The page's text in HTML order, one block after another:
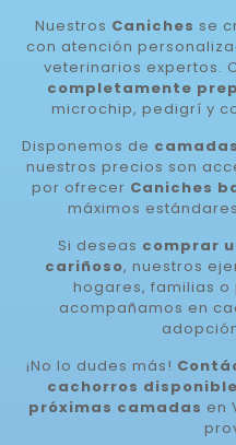
Nuestros Caniches se
con atención
veterinarios expertos.
completamente
microchip, pedigrí y
Disponemos de
nuestros precios son
por ofrecer Caniches
máximos
Si deseas comprar
cariñoso, nuestros
hogares, familias o
acompañamos en
¡No lo dudes más!
cachorros
próximas camadas en